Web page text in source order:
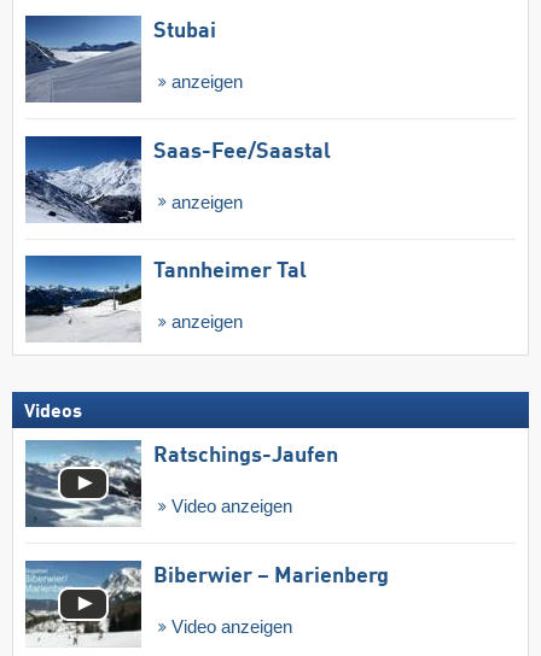
Stubai
anzeigen
Saas-Fee/​Saastal
anzeigen
Tannheimer Tal
anzeigen
Videos
Ratschings-Jaufen
Video anzeigen
Biberwier – Marienberg
Video anzeigen